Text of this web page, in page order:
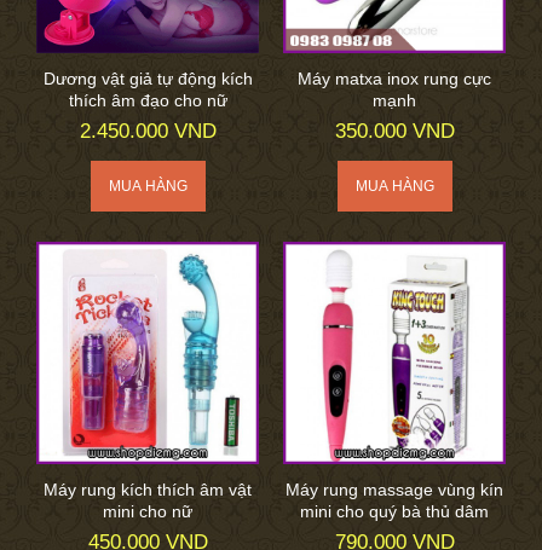
Dương vật giả tự động kích
thích âm đạo cho nữ
2.450.000 VND
Máy matxa inox rung cực
mạnh
350.000 VND
Máy rung kích thích âm vật
mini cho nữ
450.000 VND
Máy rung massage vùng kín
mini cho quý bà thủ dâm
790.000 VND